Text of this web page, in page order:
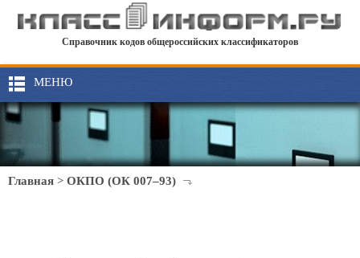
Справочник кодов общероссийских классификаторов
МЕНЮ
Главная > ОКПО (ОК 007–93)